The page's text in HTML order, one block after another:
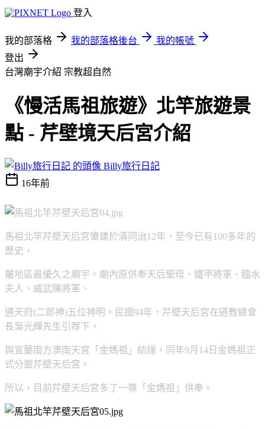
登入
我的部落格 我的部落格後台
我的帳號
登出
台灣廟宇介紹 宗教超自然
《慢活馬祖旅遊》北竿旅遊景
點 - 芹壁境天后宮介紹
Billy旅行日記
16年前
馬祖北竿芹壁天后宮肇建於清同治12年，至今已有100多年的
歷史，
屬地區最優久之廟宇。廟內原供奉天后聖母、鐵甲將軍、臨水
夫人、威武陳將軍、
通天府(二郎神)五位神明。民國94年，芹壁天后宮在道教總會
長吳光輝先生引荐下，
與宜蘭南方澳南天宮「金媽祖」結緣，同年9月14日金媽祖正
式分靈芹壁天后宮。
所以，目前芹壁天后宮多了一尊「金媽祖」供奉。